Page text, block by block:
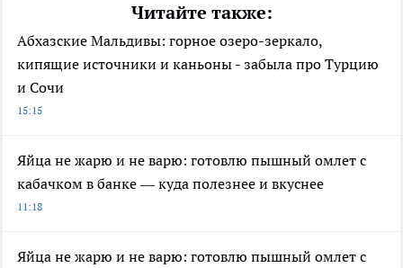
Читайте также:
Абхазские Мальдивы: горное озеро-зеркало,
кипящие источники и каньоны - забыла про Турцию
и Сочи
15:15
Яйца не жарю и не варю: готовлю пышный омлет с
кабачком в банке — куда полезнее и вкуснее
11:18
Яйца не жарю и не варю: готовлю пышный омлет с